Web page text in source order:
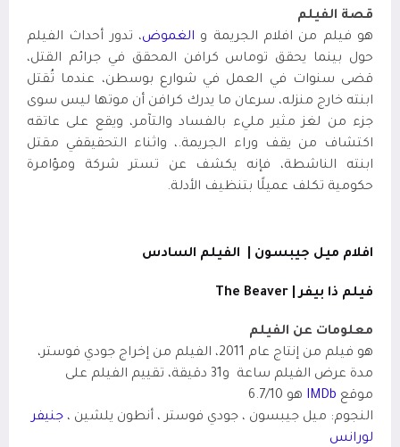
قصة الفيلم
هو فيلم من افلام الجريمة و الغموض، تدور أحداث الفيلم
حول بينما يحقق توماس كرافن المحقق في جرائم القتل،
قضى سنوات في العمل في شوارع بوسطن، عندما تُقتل
ابنته خارج منزله، سرعان ما يدرك كرافن أن موتها ليس سوى
جزء من لغز مثير مليء بالفساد والتآمر، ويقع على عاتقه
اكتشاف من يقف وراء الجريمة.، واثناء التحقيقفي مقتل
ابنته الناشطة، فإنه يكشف عن تستر شركة ومؤامرة
حكومية تكلف عميلًا بتنظيف الأدلة.
افلام ميل جيبسون | الفيلم السادس
فيلم ذا بيفر | The Beaver
معلومات عن الفيلم
هو فيلم من إنتاج عام 2011، الفيلم من إخراج جودي فوستر،
مدة عرض الفيلم ساعة
و31 دقيقة، تقييم الفيلم على
موقع IMDb هو 6.7/10
النجوم: ميل جيبسون ، جودي فوستر ، أنطون يلشين ، جنيفر
لورانس